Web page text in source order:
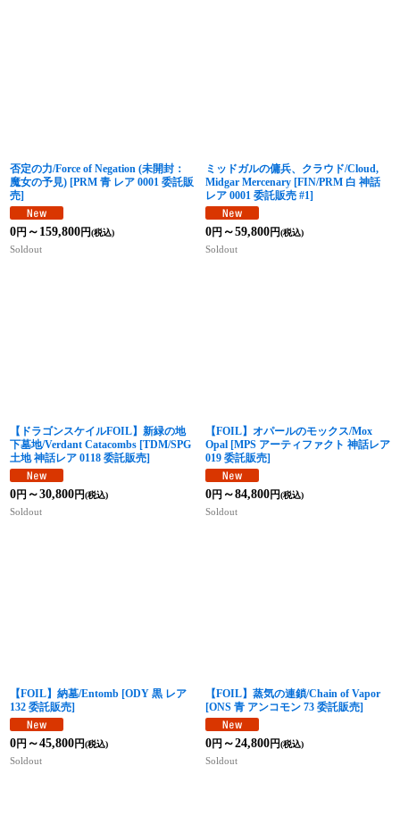
否定の力/Force of Negation (未開封：
魔女の予見) [PRM 青 レア 0001 委託販
売]
0円 ～159,800円(税込)
Soldout
ミッドガルの傭兵、クラウド/Cloud,
Midgar Mercenary [FIN/PRM 白 神話
レア 0001 委託販売 #1]
0円 ～59,800円(税込)
Soldout
【ドラゴンスケイルFOIL】新緑の地
下墓地/Verdant Catacombs [TDM/SPG
土地 神話レア 0118 委託販売]
0円 ～30,800円(税込)
Soldout
【FOIL】オパールのモックス/Mox
Opal [MPS アーティファクト 神話レア
019 委託販売]
0円 ～84,800円(税込)
Soldout
【FOIL】納墓/Entomb [ODY 黒 レア
132 委託販売]
0円 ～45,800円(税込)
Soldout
【FOIL】蒸気の連鎖/Chain of Vapor
[ONS 青 アンコモン 73 委託販売]
0円 ～24,800円(税込)
Soldout